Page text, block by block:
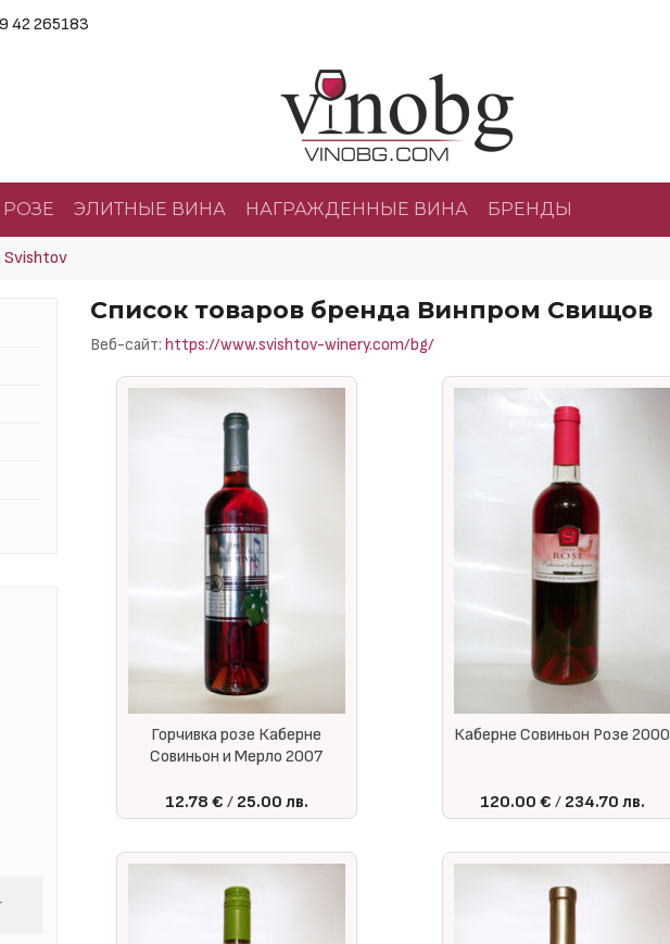
42 265183
РОЗЕ ЭЛИТНЫЕ ВИНА НАГРАЖДЕННЫЕ ВИНА БРЕНДЫ
Svishtov
Список товаров бренда Винпром Свищов
Веб-сайт: https://www.svishtov-winery.com/bg/
Горчивка розе Каберне
Совиньон и Мерло 2007
12.78 € 25.00 лв.
Каберне Совиньон Розе 2000
120.00 € 234.70 лв.